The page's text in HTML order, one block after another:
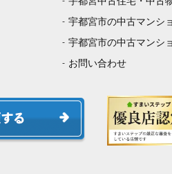
宇都宮市の中古マンシ
宇都宮市の中古マンシ
お問い合わせ